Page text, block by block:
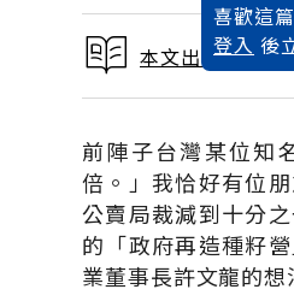
喜歡這
登入 後
本文出自 1999 /
前陣子台灣某位知
倍。」我恰好有位
公賣局裁減到十分
的「政府再造種籽
業董事長許文龍的